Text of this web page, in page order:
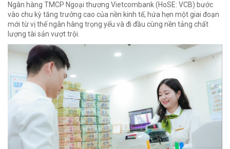
Ngân hàng TMCP Ngoại thương Vietcombank (HoSE: VCB) bước
vào chu kỳ tăng trưởng cao của nền kinh tế, hứa hẹn một giai đoạn
mới từ vị thế ngân hàng trọng yếu và đi đầu cùng nền tảng chất
lượng tài sản vượt trội.